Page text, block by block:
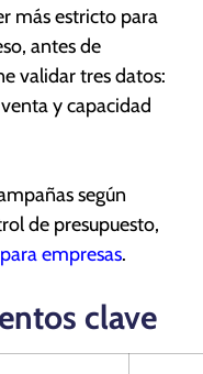
más estricto para
antes de
validar tres datos:
y capacidad
según
de presupuesto,
empresas.
clave